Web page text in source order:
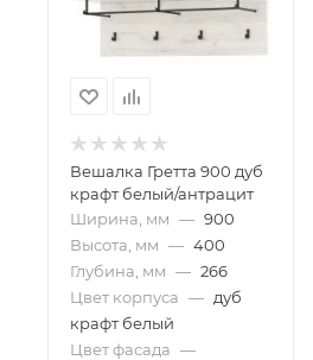
Вешалка Гретта 900 дуб
крафт белый/антрацит
Ширина, мм — 900
Высота, мм — 400
Глубина, мм — 266
Цвет корпуса — дуб
крафт белый
Цвет фасада —